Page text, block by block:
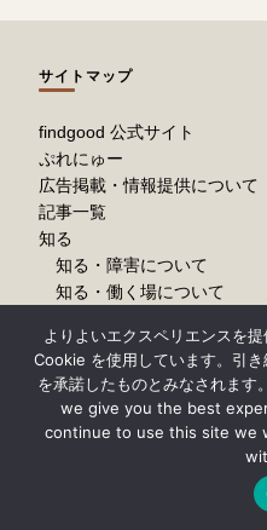
サイトマップ
findgood 公式サイト
ぷれにゅー
広告掲載・情報提供について
記事一覧
知る
知る・障害について
知る・働く場について
findgood とは
リンク集
プライバシーポリシー・免責
よりよいエクスペリエンスを
Cookie を使用しています。引
を承諾したものとみなされま
we give you the best
continue to use this site we